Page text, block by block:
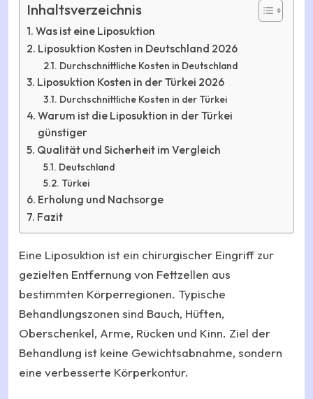
Inhaltsverzeichnis
Was ist eine Liposuktion
Liposuktion Kosten in Deutschland 2026
Durchschnittliche Kosten in Deutschland
Liposuktion Kosten in der Türkei 2026
Durchschnittliche Kosten in der Türkei
Warum ist die Liposuktion in der Türkei
günstiger
Qualität und Sicherheit im Vergleich
Deutschland
Türkei
Erholung und Nachsorge
Fazit
Eine Liposuktion ist ein chirurgischer Eingriff zur
gezielten Entfernung von Fettzellen aus
bestimmten Körperregionen. Typische
Behandlungszonen sind Bauch, Hüften,
Oberschenkel, Arme, Rücken und Kinn. Ziel der
Behandlung ist keine Gewichtsabnahme, sondern
eine verbesserte Körperkontur.